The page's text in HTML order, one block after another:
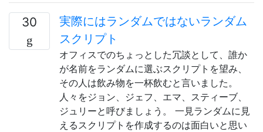
30
実際にはランダムではないランダム
スクリプト
オフィスでのちょっとした冗談として、誰か
が名前をランダムに選ぶスクリプトを望み、
その人は飲み物を一杯飲むと言いました。
人々をジョン、ジェフ、エマ、スティーブ、
ジュリーと呼びましょう。 一見ランダムに見
えるスクリプトを作成するのは面白いと思い